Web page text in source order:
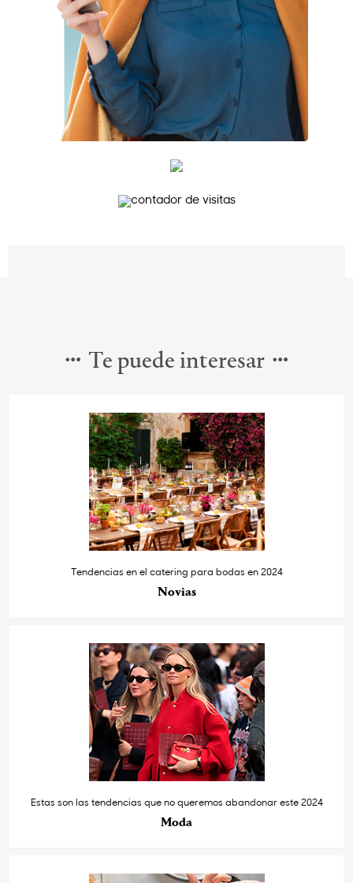
Te puede interesar
Tendencias en el catering para bodas en 2024
Novias
Estas son las tendencias que no queremos abandonar este 2024
Moda